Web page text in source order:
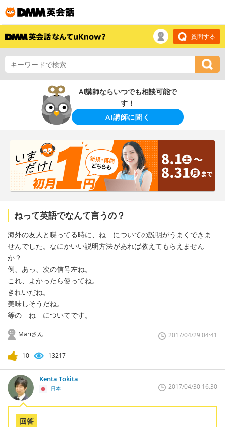
質問する
AI講師ならいつでも相談可能で
す！
AI講師に聞く
ねって英語でなんて言うの？
海外の友人と喋ってる時に、ね についての説明がうまくできま
せんでした。なにかいい説明方法があれば教えてもらえません
か？
例、あっ、次の信号左ね。
これ、よかったら使ってね。
きれいだね。
美味しそうだね。
等の ね についてです。
Mariさん 2017/04/29 04:41
10 13217
Kenta Tokita
日本 2017/04/30 16:30
回答